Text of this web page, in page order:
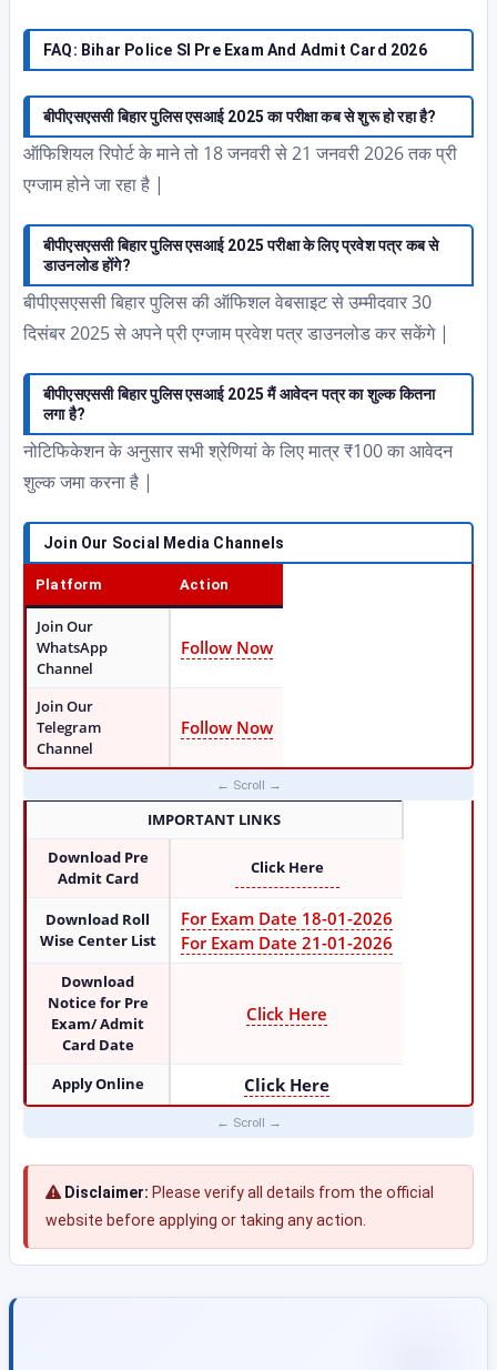
FAQ: Bihar Police SI Pre Exam And Admit Card 2026
बीपीएसएससी बिहार पुलिस एसआई 2025 का परीक्षा कब से शुरू हो रहा है?
ऑफिशियल रिपोर्ट के माने तो 18 जनवरी से 21 जनवरी 2026 तक प्री
एग्जाम होने जा रहा है |
बीपीएसएससी बिहार पुलिस एसआई 2025 परीक्षा के लिए प्रवेश पत्र कब से
डाउनलोड होंगे?
बीपीएसएससी बिहार पुलिस की ऑफिशल वेबसाइट से उम्मीदवार 30
दिसंबर 2025 से अपने प्री एग्जाम प्रवेश पत्र डाउनलोड कर सकेंगे |
बीपीएसएससी बिहार पुलिस एसआई 2025 मैं आवेदन पत्र का शुल्क कितना
लगा है?
नोटिफिकेशन के अनुसार सभी श्रेणियां के लिए मात्र ₹100 का आवेदन
शुल्क जमा करना है |
Join Our Social Media Channels
Platform Action
Join Our
WhatsApp
Channel
Follow Now
Join Our
Telegram
Channel
Follow Now
IMPORTANT LINKS
Download Pre
Admit Card
Click Here
Download Roll
Wise Center List
For Exam Date 18-01-2026
For Exam Date 21-01-2026
Download
Notice for Pre
Exam/ Admit
Card Date
Click Here
Apply Online Click Here
Disclaimer: Please verify all details from the official
website before applying or taking any action.